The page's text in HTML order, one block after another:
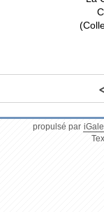
propulsé par